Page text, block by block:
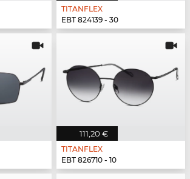
TITANFLEX
EBT 824139 - 30
111,20 €
TITANFLEX
EBT 826710 - 10